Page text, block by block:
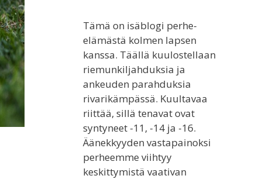
Tämä on isäblogi perhe-
elämästä kolmen lapsen
kanssa. Täällä kuulostellaan
riemunkiljahduksia ja
ankeuden parahduksia
rivarikämpässä. Kuultavaa
riittää, sillä tenavat ovat
syntyneet -11, -14 ja -16.
Äänekkyyden vastapainoksi
perheemme viihtyy
keskittymistä vaativan